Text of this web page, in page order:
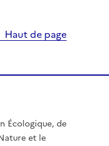
Haut de page
Écologique, de
et le